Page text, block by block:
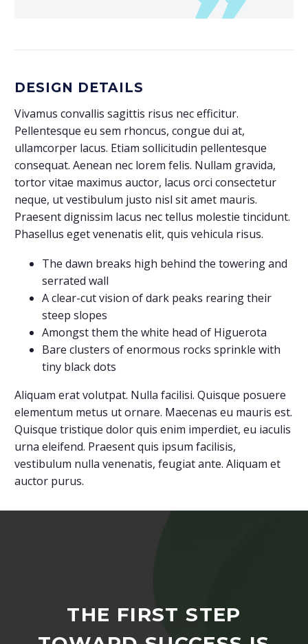
DESIGN DETAILS
Vivamus convallis sagittis risus nec efficitur.
Pellentesque eu sem rhoncus, congue dui at,
ullamcorper lacus. Etiam sollicitudin pellentesque
consequat. Aenean nec lorem felis. Nullam gravida,
tortor vitae maximus auctor, lacus orci consectetur
neque, ut vestibulum justo nisl sit amet mauris.
Praesent dignissim lacus nec tellus molestie tincidunt.
Phasellus eget venenatis elit, quis vehicula risus.
The dawn breaks high behind the towering and
serrated wall
A clear-cut vision of dark peaks rearing their
steep slopes
Amongst them the white head of Higuerota
Bare clusters of enormous rocks sprinkle with
tiny black dots
Aliquam erat volutpat. Nulla facilisi. Quisque posuere
elementum metus ut ornare. Maecenas eu mauris est.
Quisque tristique dolor quis enim imperdiet, eu iaculis
urna eleifend. Praesent quis ipsum facilisis,
vestibulum nulla venenatis, feugiat ante. Aliquam et
auctor purus.
THE FIRST STEP